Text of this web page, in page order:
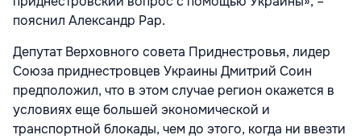
пояснил Александр Рар.
Депутат Верховного совета Приднестровья, лидер
Союза приднестровцев Украины Дмитрий Соин
предположил, что в этом случае регион окажется в
условиях еще большей экономической и
транспортной блокады, чем до этого, когда ни ввезти